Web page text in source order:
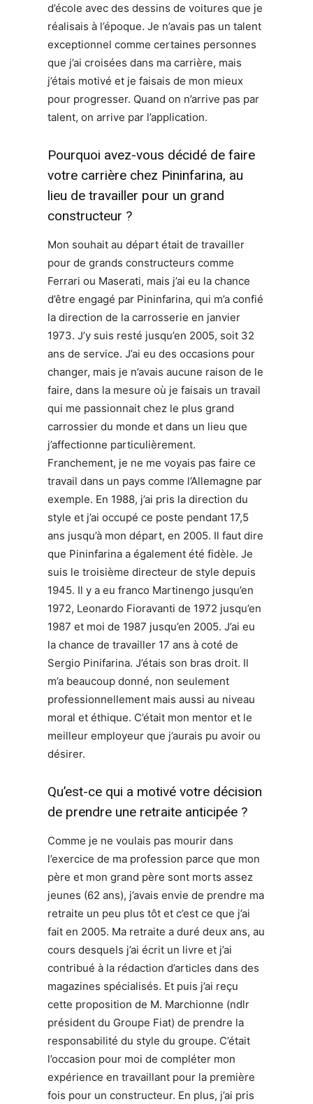
d’école avec des dessins de voitures que je
réalisais à l’époque. Je n’avais pas un talent
exceptionnel comme certaines personnes
que j’ai croisées dans ma carrière, mais
j’étais motivé et je faisais de mon mieux
pour progresser. Quand on n’arrive pas par
talent, on arrive par l’application.
Pourquoi avez-vous décidé de faire
votre carrière chez Pininfarina, au
lieu de travailler pour un grand
constructeur ?
Mon souhait au départ était de travailler
pour de grands constructeurs comme
Ferrari ou Maserati, mais j’ai eu la chance
d’être engagé par Pininfarina, qui m’a confié
la direction de la carrosserie en janvier
1973. J’y suis resté jusqu’en 2005, soit 32
ans de service. J’ai eu des occasions pour
changer, mais je n’avais aucune raison de le
faire, dans la mesure où je faisais un travail
qui me passionnait chez le plus grand
carrossier du monde et dans un lieu que
j’affectionne particulièrement.
Franchement, je ne me voyais pas faire ce
travail dans un pays comme l’Allemagne par
exemple. En 1988, j’ai pris la direction du
style et j’ai occupé ce poste pendant 17,5
ans jusqu’à mon départ, en 2005. Il faut dire
que Pininfarina a également été fidèle. Je
suis le troisième directeur de style depuis
1945. Il y a eu franco Martinengo jusqu’en
1972, Leonardo Fioravanti de 1972 jusqu’en
1987 et moi de 1987 jusqu’en 2005. J’ai eu
la chance de travailler 17 ans à coté de
Sergio Pinifarina. J’étais son bras droit. Il
m’a beaucoup donné, non seulement
professionnellement mais aussi au niveau
moral et éthique. C’était mon mentor et le
meilleur employeur que j’aurais pu avoir ou
désirer.
Qu’est-ce qui a motivé votre décision
de prendre une retraite anticipée ?
Comme je ne voulais pas mourir dans
l’exercice de ma profession parce que mon
père et mon grand père sont morts assez
jeunes (62 ans), j’avais envie de prendre ma
retraite un peu plus tôt et c’est ce que j’ai
fait en 2005. Ma retraite a duré deux ans, au
cours desquels j’ai écrit un livre et j’ai
contribué à la rédaction d’articles dans des
magazines spécialisés. Et puis j’ai reçu
cette proposition de M. Marchionne (ndlr
président du Groupe Fiat) de prendre la
responsabilité du style du groupe. C’était
l’occasion pour moi de compléter mon
expérience en travaillant pour la première
fois pour un constructeur. En plus, j’ai pris